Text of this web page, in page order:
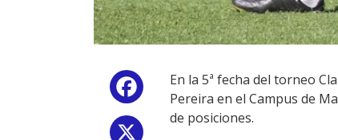
Facebook
En la 5ª fecha del torneo
Pereira en el Campus de
de posiciones.